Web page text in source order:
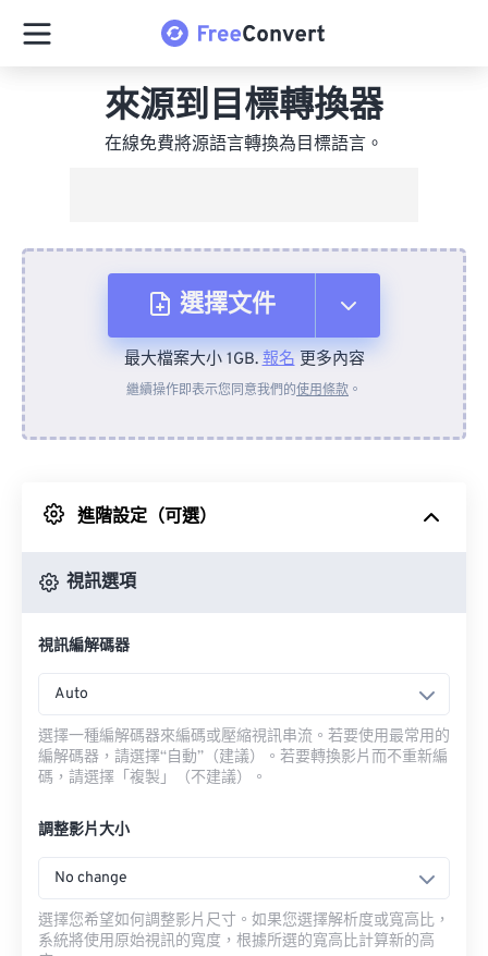
來源到目標轉換器
在線免費將源語言轉換為目標語言。
選擇文件
來自裝置
來自 Google 雲端硬碟
最大檔案大小 1GB.報名更多內容
繼續操作即表示您同意我們的使用條款 。
進階設定（可選）
視訊選項
視訊編解碼器
Auto
選擇一種編解碼器來編碼或壓縮視訊串流。若要使用最常用的
編解碼器，請選擇“自動”（建議）。若要轉換影片而不重新編
碼，請選擇「複製」（不建議）。
調整影片大小
No change
選擇您希望如何調整影片尺寸。如果您選擇解析度或寬高比，
系統將使用原始視訊的寬度，根據所選的寬高比計算新的高